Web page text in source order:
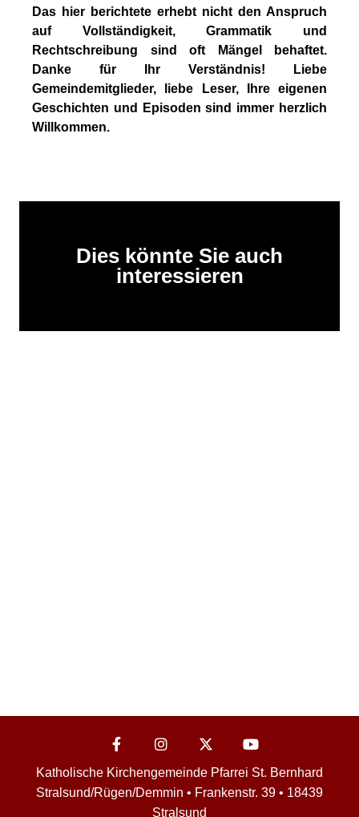
Das hier berichtete erhebt nicht den Anspruch
auf Vollständigkeit, Grammatik und
Rechtschreibung sind oft Mängel behaftet.
Danke für Ihr Verständnis! Liebe
Gemeindemitglieder, liebe Leser, Ihre eigenen
Geschichten und Episoden sind immer herzlich
Willkommen.
Dies könnte Sie auch
interessieren
Katholische Kirchengemeinde Pfarrei St. Bernhard
Stralsund/Rügen/Demmin • Frankenstr. 39 • 18439
Stralsund